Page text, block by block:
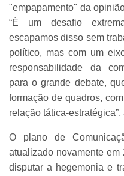
"empapamento" da
“É um desafio
escapamos disso sem
político, mas com um
responsabilidade da
para o grande debate,
formação de quadros,
relação tática-estratégica”,
O plano de
atualizado novamente
disputar a hegemonia e